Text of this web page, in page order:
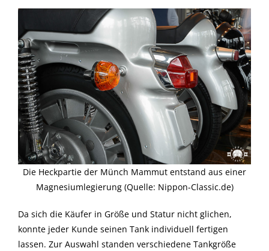
Die Heckpartie der Münch Mammut entstand aus einer
Magnesiumlegierung (Quelle: Nippon-Classic.de)
Da sich die Käufer in Größe und Statur nicht glichen,
konnte jeder Kunde seinen Tank individuell fertigen
lassen. Zur Auswahl standen verschiedene Tankgröße